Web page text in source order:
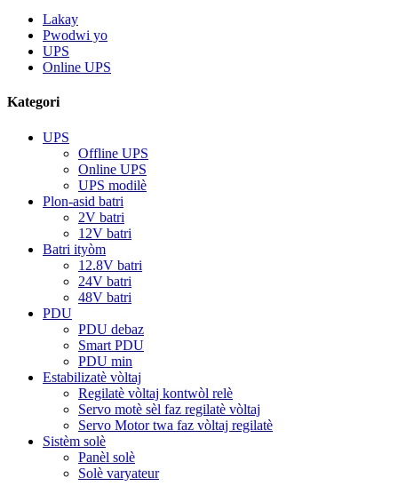
Lakay
Pwodwi yo
UPS
Online UPS
Kategori
UPS
Offline UPS
Online UPS
UPS modilè
Plon-asid batri
2V batri
12V batri
Batri ityòm
12.8V batri
24V batri
48V batri
PDU
PDU debaz
Smart PDU
PDU min
Estabilizatè vòltaj
Regilatè vòltaj kontwòl relè
Servo motè sèl faz regilatè vòltaj
Servo Motor twa faz vòltaj regilatè
Sistèm solè
Panèl solè
Solè varyateur